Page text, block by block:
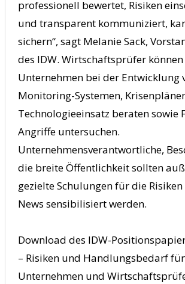
professionell bewertet, Risiken
und transparent kommuniziert,
sichern“, sagt Melanie Sack,
des IDW. Wirtschaftsprüfer können
Unternehmen bei der Entwicklung
Monitoring-Systemen,
Technologieeinsatz beraten sowie
Angriffe untersuchen.
Unternehmensverantwortliche,
die breite Öffentlichkeit sollten
gezielte Schulungen für die Risiken
News sensibilisiert werden.
Download des IDW-
– Risiken und Handlungsbedarf
Unternehmen und